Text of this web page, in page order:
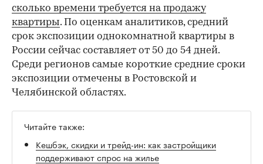
сколько времени требуется на продажу
квартиры. По оценкам аналитиков, средний
срок экспозиции однокомнатной квартиры в
России сейчас составляет от 50 до 54 дней.
Среди регионов самые короткие средние сроки
экспозиции отмечены в Ростовской и
Челябинской областях.
Читайте также:
Кешбэк, скидки и трейд-ин: как застройщики
поддерживают спрос на жилье